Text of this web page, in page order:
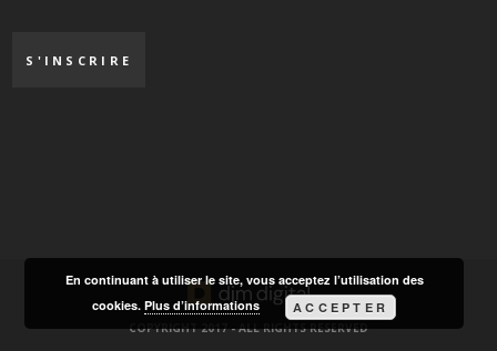
COPYRIGHT 2017 - ALL RIGHTS RESERVED
En continuant à utiliser le site, vous acceptez l’utilisation des
cookies.Plus d’informations ACCEPTER